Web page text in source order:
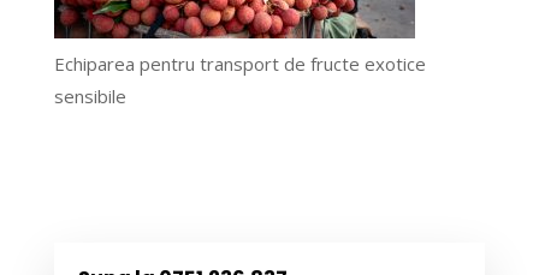
Echiparea pentru transport de fructe exotice
sensibile